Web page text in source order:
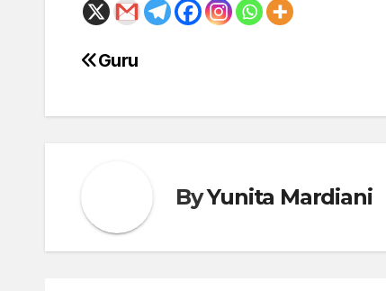
Post
Guru
ByYunita Mardiani